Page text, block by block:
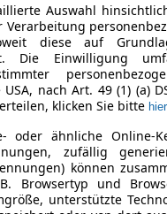
Auswahl
diese auf
Die Einwilligung
nach Art. 49 (1) (a)
erteilen, klicken Sie bitte hier
oder ähnliche Online-
zufällig
können
Browsertyp und
unterstützte